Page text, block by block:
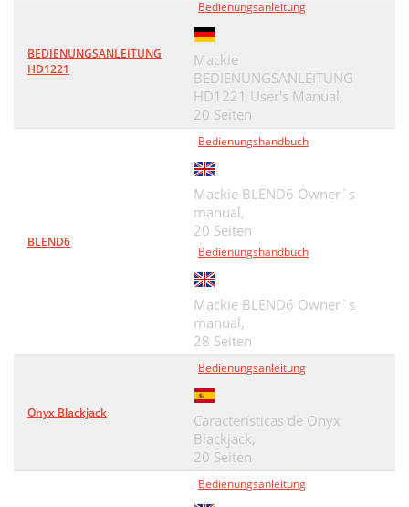
BEDIENUNGSANLEITUNG
HD1221
Bedienungsanleitung
Mackie
BEDIENUNGSANLEITUNG
HD1221 User's Manual,
20 Seiten
BLEND6
Bedienungshandbuch
Mackie BLEND6 Owner`s
manual,
20 Seiten
Bedienungshandbuch
Mackie BLEND6 Owner`s
manual,
28 Seiten
Onyx Blackjack
Bedienungsanleitung
Características de Onyx
Blackjack,
20 Seiten
Bedienungsanleitung